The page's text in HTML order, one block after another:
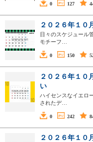
0 127
２０２６年１０
日々のスケジュール
モチーフ…
0 150
２０２６年１０
い
ハイセンスなイエロ
されたデ…
0 242
２０２６年１０